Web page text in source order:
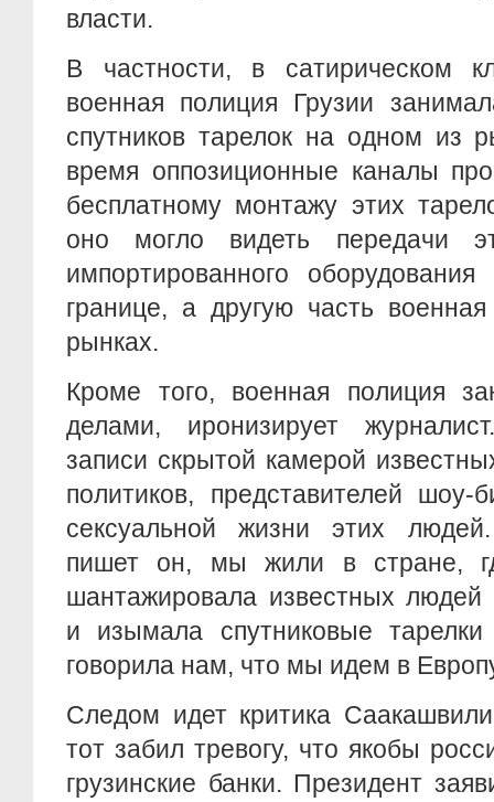
власти.
В частности, в сатирическом
военная полиция Грузии
спутников тарелок на одном из
время оппозиционные каналы
бесплатному монтажу этих
оно могло видеть передачи
импортированного
границе, а другую часть
рынках.
Кроме того, военная полиция
делами, иронизирует
записи скрытой камерой
политиков, представителей
сексуальной жизни этих
пишет он, мы жили в стране,
шантажировала известных
и изымала спутниковые
говорила нам, что мы идем в
Следом идет критика
тот забил тревогу, что якобы
грузинские банки. Президент